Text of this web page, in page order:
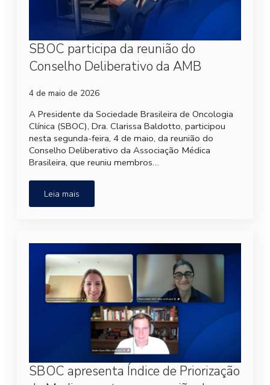
SBOC participa da reunião do
Conselho Deliberativo da AMB
4 de maio de 2026
A Presidente da Sociedade Brasileira de Oncologia
Clínica (SBOC), Dra. Clarissa Baldotto, participou
nesta segunda-feira, 4 de maio, da reunião do
Conselho Deliberativo da Associação Médica
Brasileira, que reuniu membros…
Leia mais
SBOC apresenta Índice de Priorização